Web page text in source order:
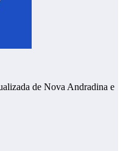
de Nova Andradina e